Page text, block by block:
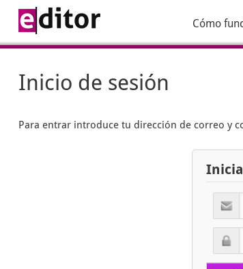
Cómo
Inicio de sesión
Para entrar introduce tu dirección de correo y